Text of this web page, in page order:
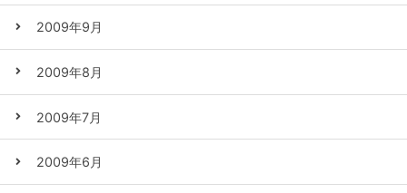
2009年9月
2009年8月
2009年7月
2009年6月